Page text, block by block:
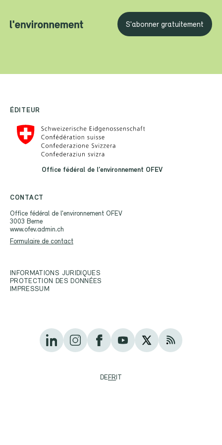
S'abonner gratuitement
ÉDITEUR
Office fédéral de l’environnement OFEV
CONTACT
Office fédéral de l'environnement OFEV
3003 Berne
www.ofev.admin.ch
Formulaire de contact
INFORMATIONS JURIDIQUES
PROTECTION DES DONNÉES
IMPRESSUM
DEFRIT